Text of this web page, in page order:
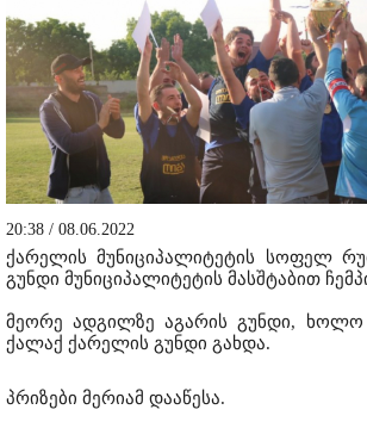
20:38 / 08.06.2022
ქარელის მუნიციპალიტეტის სოფელ
გუნდი მუნიციპალიტეტის მასშტაბით
მეორე ადგილზე აგარის გუნდი, ხოლო
ქალაქ ქარელის გუნდი გახდა.
პრიზები მერიამ დააწესა.